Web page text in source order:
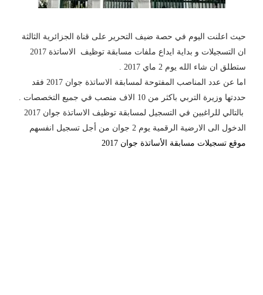
حيث اعلنت اليوم في حصة ضيف التحرير على قناة الجزائرية الثالثة
ان التسجيلات و بداية ايداع ملفات مسابقة توظيف الاساتذة 2017
ستطلق ان شاء الله يوم 2 ماي 2017 .
اما عن عدد المناصب المفتوحة لمسابقة الاساتذة جوان 2017 فقد
حددتها وزيرة التربي باكثر من 10 الاف منصب في جميع التخصصات .
بالتالي للراغبين في التسجيل لمسابقة توظيف الاساتذة جوان 2017
الدخول الى الارضية الرقمية يوم 2 جوان من أجل تسجيل انفسهم
موقع تسجيلات مسابقة الأساتذة جوان 2017